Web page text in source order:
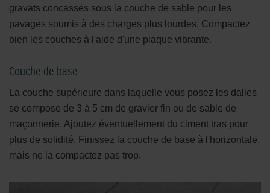
gravats concassés sous la couche de sable pour les
pavages soumis à des charges plus lourdes. Compactez
bien les couches à l'aide d'une plaque vibrante.
Couche de base
La couche supérieure dans laquelle vous posez les dalles
se compose de 3 à 5 cm de gravier fin ou de sable de
maçonnerie. Ajoutez éventuellement du ciment tras pour
plus de solidité. Finissez la couche de base à l'horizontale,
mais ne la compactez pas trop.